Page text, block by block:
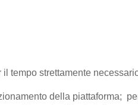
tempo strettamente
della piattaforma;